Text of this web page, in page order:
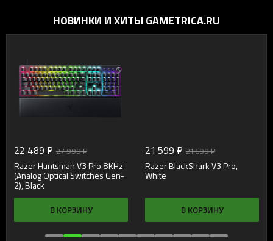
НОВИНКИ И ХИТЫ GAMETRICA.RU
22 489 ₽ 27 999 ₽
Razer Huntsman V3 Pro 8KHz
(Analog Optical Switches Gen-
2), Black
В КОРЗИНУ
21 599 ₽ 21 699 ₽
Razer BlackShark V3 Pro,
White
В КОРЗИНУ